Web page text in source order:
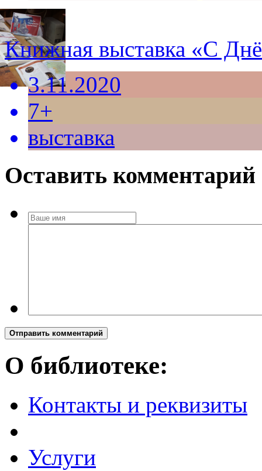
Книжная выставка «С
3.11.2020
7+
выставка
Оставить комментарий
Отправить комментарий
О библиотеке:
Контакты и реквизиты
Услуги